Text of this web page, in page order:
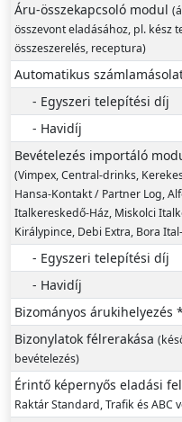
Áru-összekapcsoló modul
összevont eladásához, pl. kész
összeszerelés, receptura)
Automatikus
- Egyszeri telepítési díj
- Havidíj
Bevételezés importáló
(Vimpex, Central-drinks,
Hansa-Kontakt / Partner Log,
Italkereskedő-Ház, Miskolci
Királypince, Debi Extra, Bora
- Egyszeri telepítési díj
- Havidíj
Bizományos árukihelyezés
Bizonylatok félrerakása
bevételezés)
Érintő képernyős eladási
Raktár Standard, Trafik és ABC